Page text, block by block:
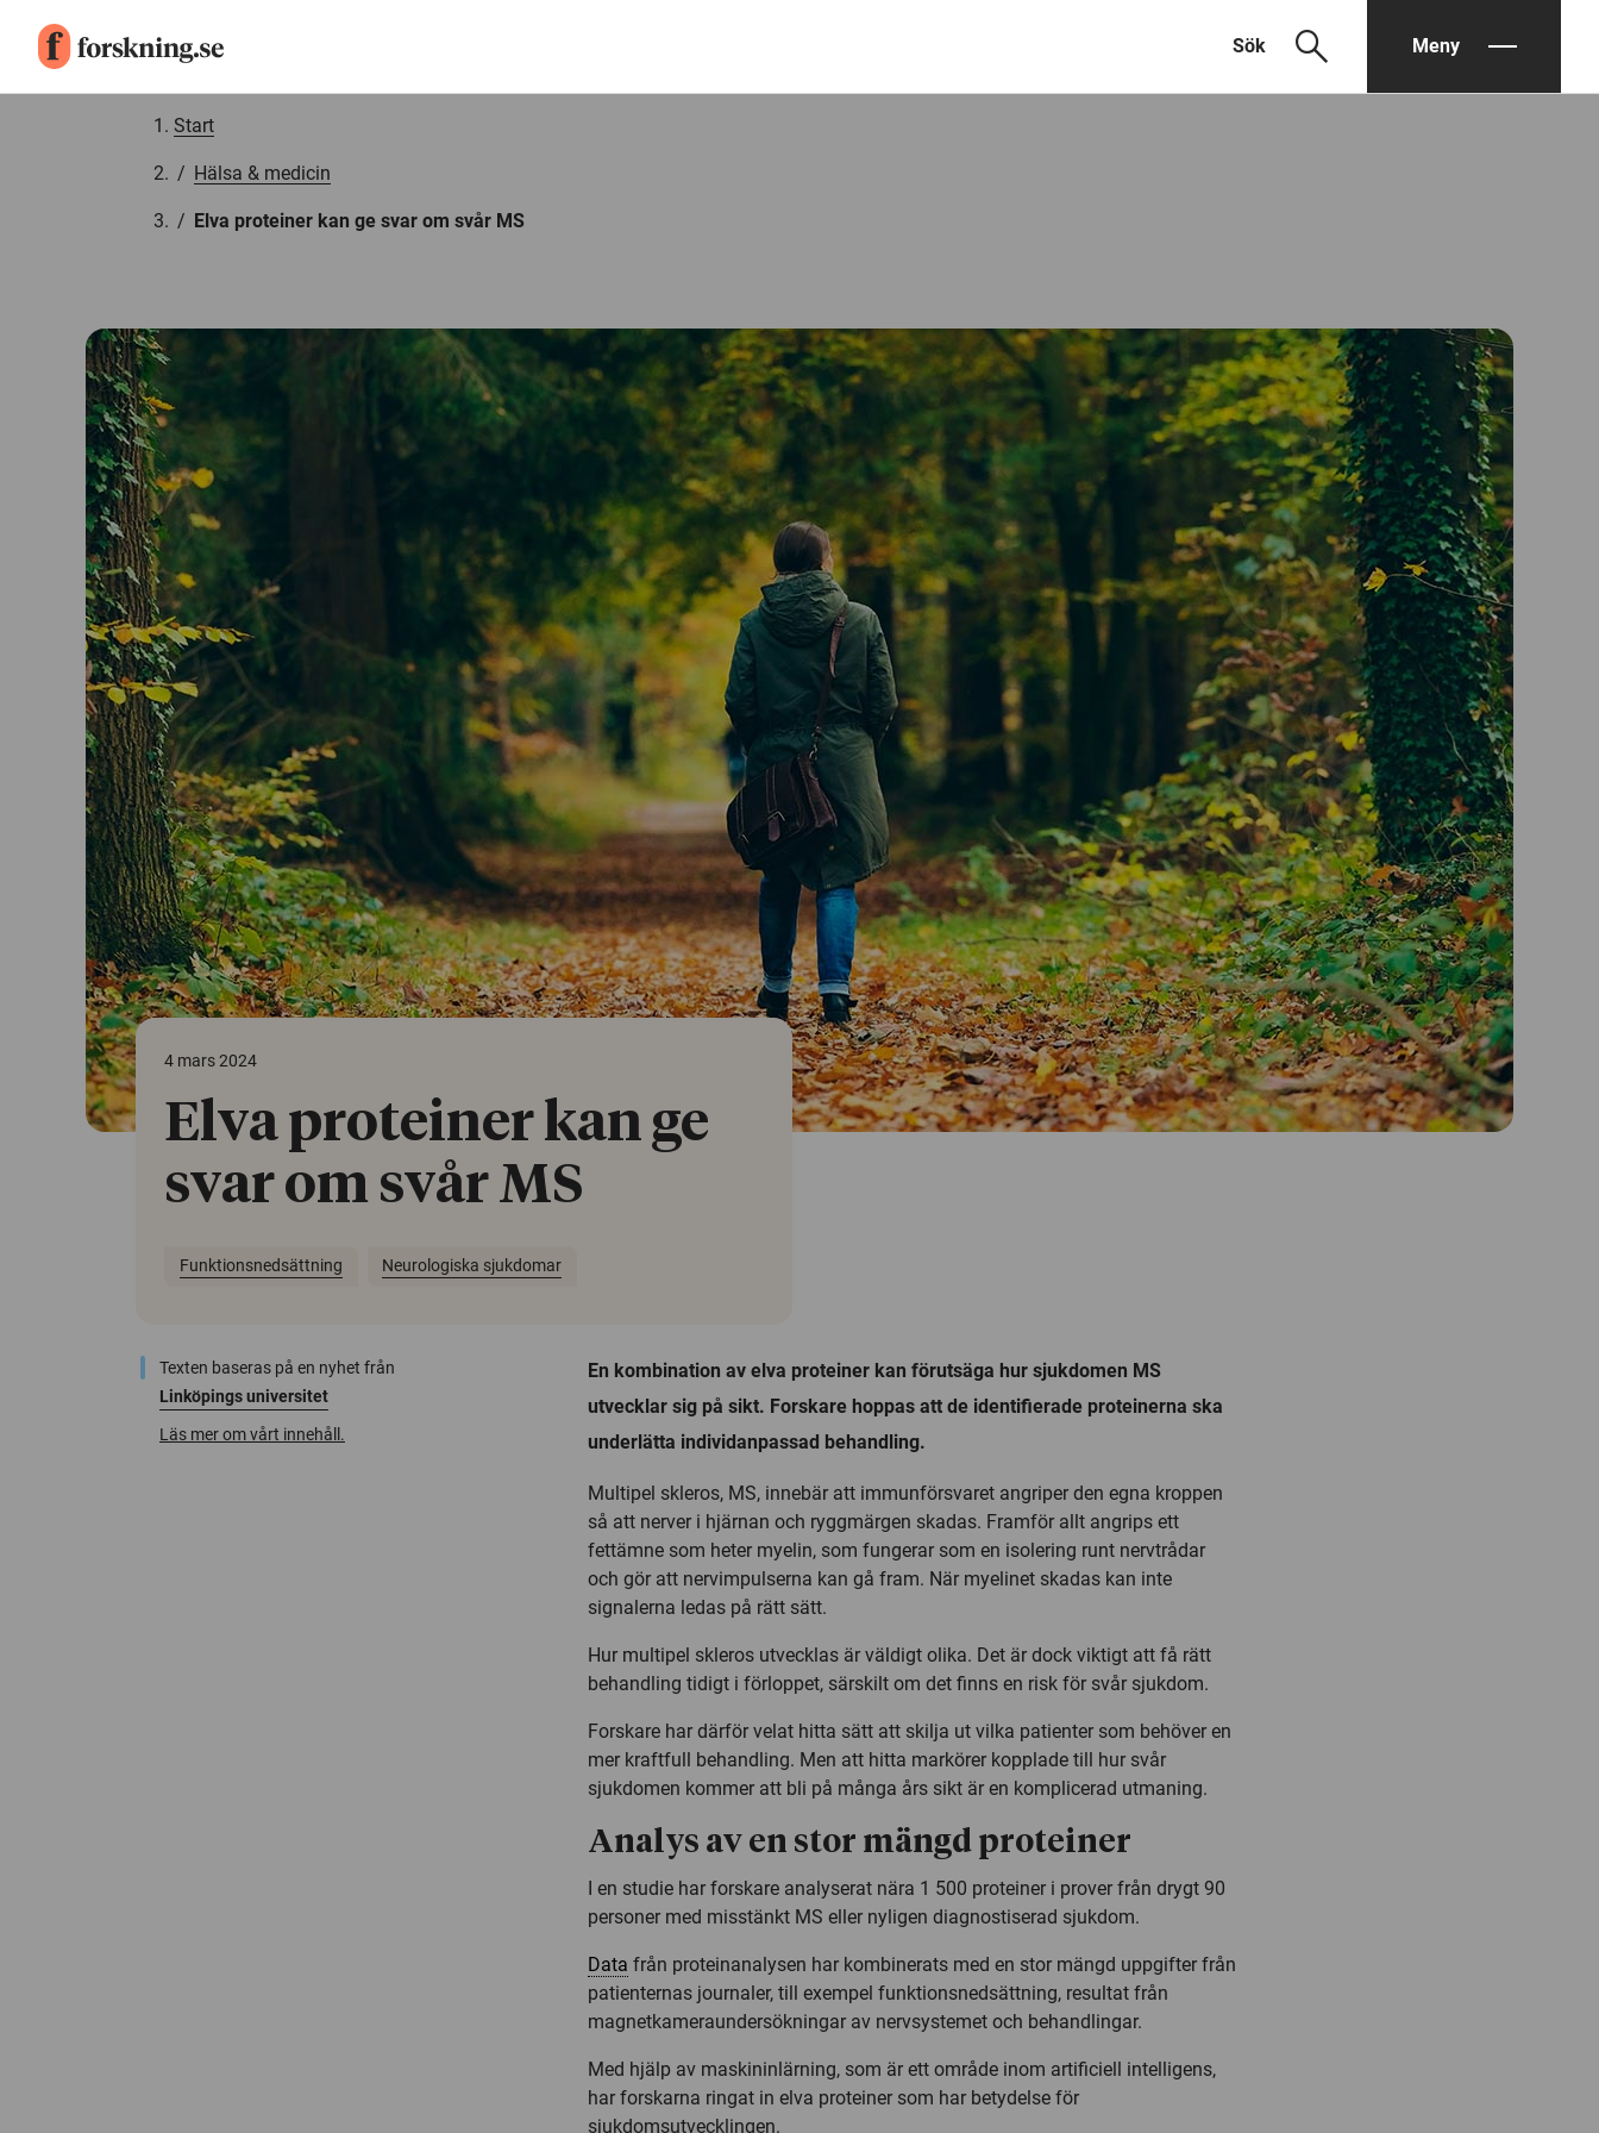
Sök search Meny
Start
/ Hälsa & medicin
/ Elva proteiner kan ge svar om svår MS
4 mars 2024
Elva proteiner kan ge
svar om svår MS
Funktionsnedsättning Neurologiska sjukdomar
Texten baseras på en nyhet från
Linköpings universitet
Läs mer om vårt innehåll.
En kombination av elva proteiner kan förutsäga hur sjukdomen MS
utvecklar sig på sikt. Forskare hoppas att de identifierade proteinerna ska
underlätta individanpassad behandling.
Multipel skleros, MS, innebär att immunförsvaret angriper den egna kroppen
så att nerver i hjärnan och ryggmärgen skadas. Framför allt angrips ett
fettämne som heter myelin, som fungerar som en isolering runt nervtrådar
och gör att nervimpulserna kan gå fram. När myelinet skadas kan inte
signalerna ledas på rätt sätt.
Hur multipel skleros utvecklas är väldigt olika. Det är dock viktigt att få rätt
behandling tidigt i förloppet, särskilt om det finns en risk för svår sjukdom.
Forskare har därför velat hitta sätt att skilja ut vilka patienter som behöver en
mer kraftfull behandling. Men att hitta markörer kopplade till hur svår
sjukdomen kommer att bli på många års sikt är en komplicerad utmaning.
Analys av en stor mängd proteiner
I en studie har forskare analyserat nära 1 500 proteiner i prover från drygt 90
personer med misstänkt MS eller nyligen diagnostiserad sjukdom.
Data från proteinanalysen har kombinerats med en stor mängd uppgifter från
patienternas journaler, till exempel funktionsnedsättning, resultat från
magnetkameraundersökningar av nervsystemet och behandlingar.
Med hjälp av maskininlärning, som är ett område inom artificiell intelligens,
har forskarna ringat in elva proteiner som har betydelse för
sjukdomsutvecklingen.